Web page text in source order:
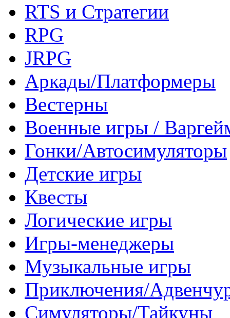
RTS и Стратегии
RPG
JRPG
Аркады/Платформеры
Вестерны
Военные игры /
Гонки/Автосимуляторы
Детские игры
Квесты
Логические игры
Игры-менеджеры
Музыкальные игры
Приключения/
Симуляторы/Тайкуны